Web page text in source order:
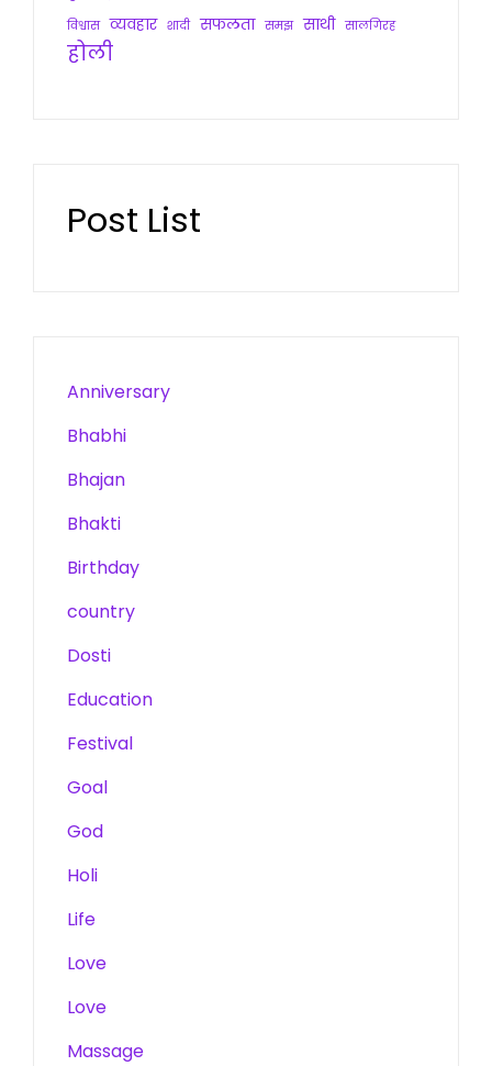
विश्वास व्यवहार शादी सफलता समझ साथी सालगिरह
होली
Post List
Anniversary
Bhabhi
Bhajan
Bhakti
Birthday
country
Dosti
Education
Festival
Goal
God
Holi
Life
Love
Love
Massage